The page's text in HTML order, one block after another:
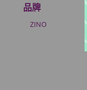
品牌
ZINO